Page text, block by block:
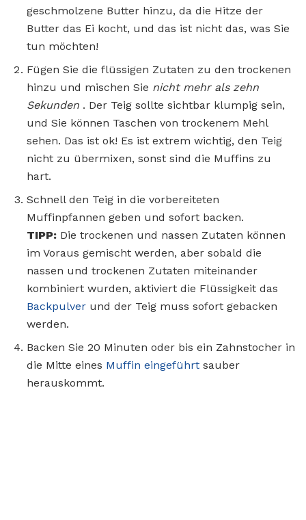
geschmolzene Butter hinzu, da die Hitze der
Butter das Ei kocht, und das ist nicht das, was Sie
tun möchten!
Fügen Sie die flüssigen Zutaten zu den trockenen
hinzu und mischen Sie nicht mehr als zehn
Sekunden . Der Teig sollte sichtbar klumpig sein,
und Sie können Taschen von trockenem Mehl
sehen. Das ist ok! Es ist extrem wichtig, den Teig
nicht zu übermixen, sonst sind die Muffins zu
hart.
Schnell den Teig in die vorbereiteten
Muffinpfannen geben und sofort backen.
TIPP: Die trockenen und nassen Zutaten können
im Voraus gemischt werden, aber sobald die
nassen und trockenen Zutaten miteinander
kombiniert wurden, aktiviert die Flüssigkeit das
Backpulver und der Teig muss sofort gebacken
werden.
Backen Sie 20 Minuten oder bis ein Zahnstocher in
die Mitte eines Muffin eingeführt sauber
herauskommt.